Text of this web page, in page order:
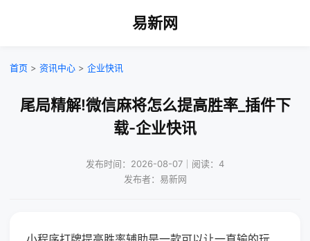
易新网
首页 > 资讯中心 > 企业快讯
尾局精解!微信麻将怎么提高胜率_插件下
载-企业快讯
发布时间：2026-08-07｜阅读：4
发布者：易新网